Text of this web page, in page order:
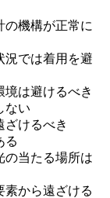
の機構が正常に
況では着用を避
境は避けるべき
ない
ざけるべき
る
の当たる場所は
素から遠ざける